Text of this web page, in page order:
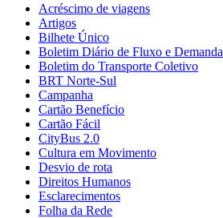
Acréscimo de viagens
Artigos
Bilhete Único
Boletim Diário de Fluxo e Demanda
Boletim do Transporte Coletivo
BRT Norte-Sul
Campanha
Cartão Benefício
Cartão Fácil
CityBus 2.0
Cultura em Movimento
Desvio de rota
Direitos Humanos
Esclarecimentos
Folha da Rede